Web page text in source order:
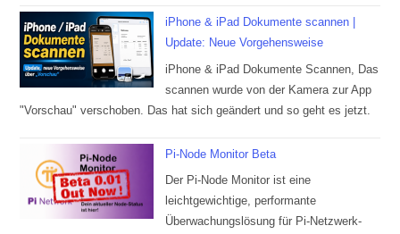
iPhone & iPad Dokumente scannen |
Update: Neue Vorgehensweise
iPhone & iPad Dokumente Scannen, Das
scannen wurde von der Kamera zur App
"Vorschau" verschoben. Das hat sich geändert und so geht es jetzt.
Pi-Node Monitor Beta
Der Pi-Node Monitor ist eine
leichtgewichtige, performante
Überwachungslösung für Pi-Netzwerk-